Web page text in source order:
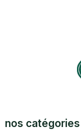
nos catégories